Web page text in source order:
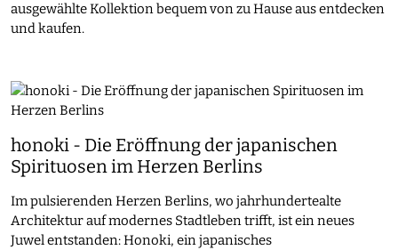
ausgewählte Kollektion bequem von zu Hause aus entdecken
und kaufen.
honoki - Die Eröffnung der japanischen
Spirituosen im Herzen Berlins
Im pulsierenden Herzen Berlins, wo jahrhundertealte
Architektur auf modernes Stadtleben trifft, ist ein neues
Juwel entstanden: Honoki, ein japanisches